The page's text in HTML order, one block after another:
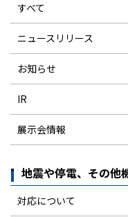
すべて
ニュースリリース
お知らせ
IR
展示会情報
地震や停電、その他
対応について